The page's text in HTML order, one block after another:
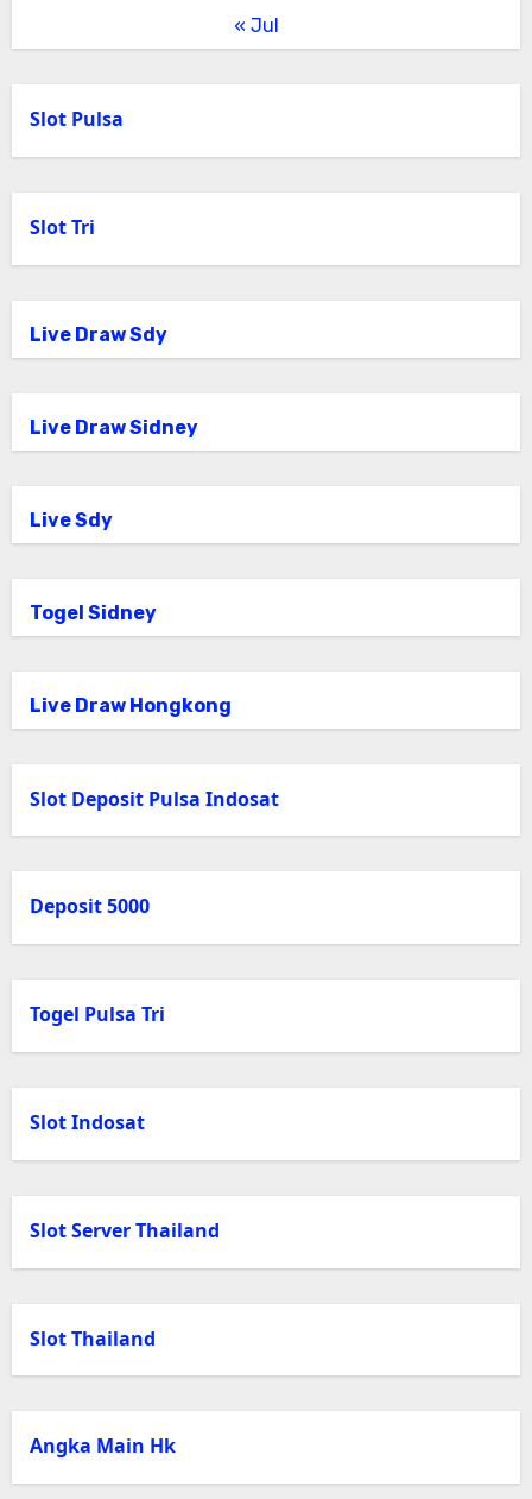
« Jul
Slot Pulsa
Slot Tri
Live Draw Sdy
Live Draw Sidney
Live Sdy
Togel Sidney
Live Draw Hongkong
Slot Deposit Pulsa Indosat
Deposit 5000
Togel Pulsa Tri
Slot Indosat
Slot Server Thailand
Slot Thailand
Angka Main Hk